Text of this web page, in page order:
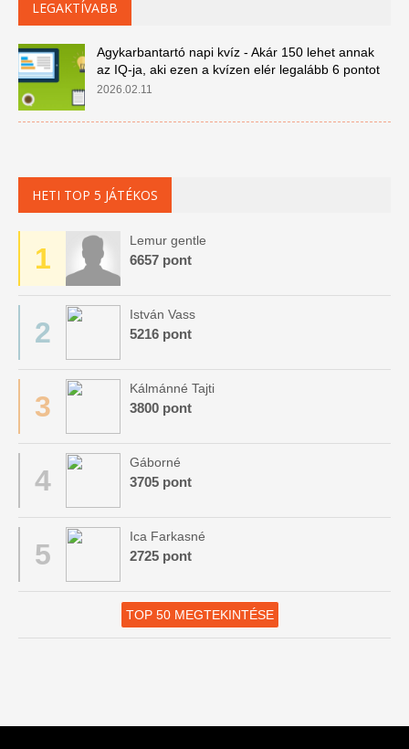
LEGAKTÍVABB
Agykarbantartó napi kvíz - Akár 150 lehet annak
az IQ-ja, aki ezen a kvízen elér legalább 6 pontot
2026.02.11
HETI TOP 5 JÁTÉKOS
1
Lemur gentle
6657 pont
2
István Vass
5216 pont
3
Kálmánné Tajti
3800 pont
4
Gáborné
3705 pont
5
Ica Farkasné
2725 pont
TOP 50 MEGTEKINTÉSE